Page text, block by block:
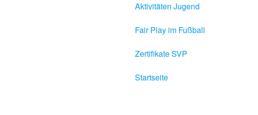
Aktivitäten Jugend
Fair Play im Fußball
Zertifikate SVP
Startseite